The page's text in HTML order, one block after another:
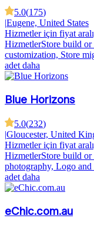
5.0(175)
|Eugene, United States
Hizmetler için fiyat
HizmetlerStore build or
customization, Store
adet daha
Blue Horizons
5.0(232)
|Gloucester, United
Hizmetler için fiyat
HizmetlerStore build or
photography, Logo
adet daha
eChic.com.au